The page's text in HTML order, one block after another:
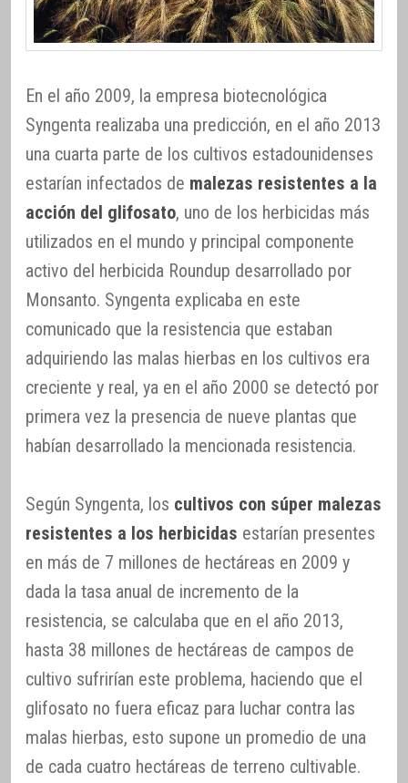
En el año 2009, la empresa biotecnológica
Syngenta realizaba una predicción, en el año 2013
una cuarta parte de los cultivos estadounidenses
estarían infectados de malezas resistentes a la
acción del glifosato, uno de los herbicidas más
utilizados en el mundo y principal componente
activo del herbicida Roundup desarrollado por
Monsanto. Syngenta explicaba en este
comunicado que la resistencia que estaban
adquiriendo las malas hierbas en los cultivos era
creciente y real, ya en el año 2000 se detectó por
primera vez la presencia de nueve plantas que
habían desarrollado la mencionada resistencia.
Según Syngenta, los cultivos con súper malezas
resistentes a los herbicidas estarían presentes
en más de 7 millones de hectáreas en 2009 y
dada la tasa anual de incremento de la
resistencia, se calculaba que en el año 2013,
hasta 38 millones de hectáreas de campos de
cultivo sufrirían este problema, haciendo que el
glifosato no fuera eficaz para luchar contra las
malas hierbas, esto supone un promedio de una
de cada cuatro hectáreas de terreno cultivable.